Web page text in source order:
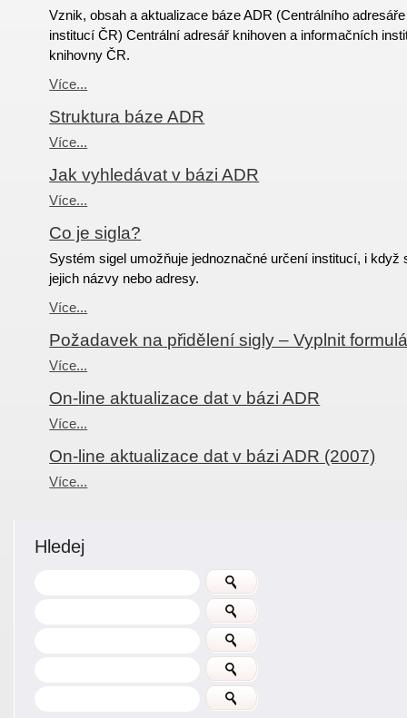
Vznik, obsah a aktualizace báze ADR (Centrálního
institucí ČR) Centrální adresář knihoven a informačních
knihovny ČR.
Více...
Struktura báze ADR
Více...
Jak vyhledávat v bázi ADR
Více...
Co je sigla?
Systém sigel umožňuje jednoznačné určení institucí, i když
jejich názvy nebo adresy.
Více...
Požadavek na přidělení sigly – Vyplnit
Více...
On-line aktualizace dat v bázi ADR
Více...
On-line aktualizace dat v bázi ADR (2007)
Více...
Hledej